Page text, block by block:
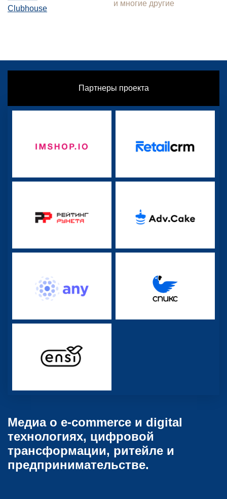
Clubhouse
и многие другие
Партнеры проекта
Медиа о e-commerce и digital
технологиях, цифровой
трансформации, ритейле и
предпринимательстве.